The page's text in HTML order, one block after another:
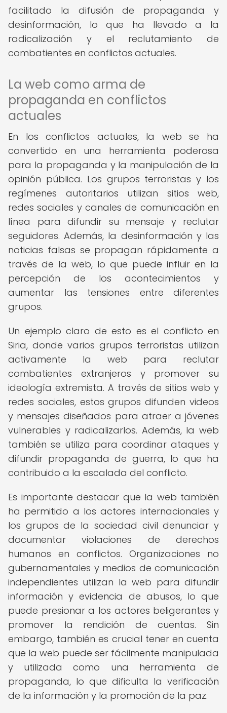
facilitado la difusión de propaganda y
desinformación, lo que ha llevado a la
radicalización y el reclutamiento de
combatientes en conflictos actuales.
La web como arma de
propaganda en conflictos
actuales
En los conflictos actuales, la web se ha
convertido en una herramienta poderosa
para la propaganda y la manipulación de la
opinión pública. Los grupos terroristas y los
regímenes autoritarios utilizan sitios web,
redes sociales y canales de comunicación en
línea para difundir su mensaje y reclutar
seguidores. Además, la desinformación y las
noticias falsas se propagan rápidamente a
través de la web, lo que puede influir en la
percepción de los acontecimientos y
aumentar las tensiones entre diferentes
grupos.
Un ejemplo claro de esto es el conflicto en
Siria, donde varios grupos terroristas utilizan
activamente la web para reclutar
combatientes extranjeros y promover su
ideología extremista. A través de sitios web y
redes sociales, estos grupos difunden videos
y mensajes diseñados para atraer a jóvenes
vulnerables y radicalizarlos. Además, la web
también se utiliza para coordinar ataques y
difundir propaganda de guerra, lo que ha
contribuido a la escalada del conflicto.
Es importante destacar que la web también
ha permitido a los actores internacionales y
los grupos de la sociedad civil denunciar y
documentar violaciones de derechos
humanos en conflictos. Organizaciones no
gubernamentales y medios de comunicación
independientes utilizan la web para difundir
información y evidencia de abusos, lo que
puede presionar a los actores beligerantes y
promover la rendición de cuentas. Sin
embargo, también es crucial tener en cuenta
que la web puede ser fácilmente manipulada
y utilizada como una herramienta de
propaganda, lo que dificulta la verificación
de la información y la promoción de la paz.